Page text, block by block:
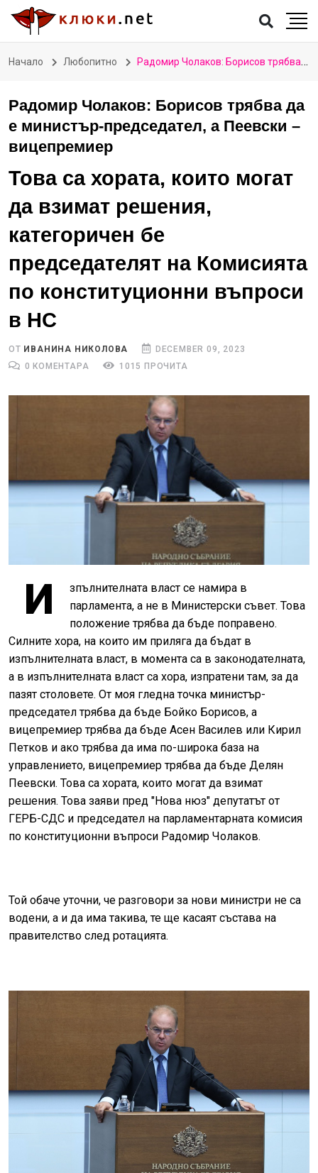
Начало Любопитно Радомир Чолаков: Борисов трябва да е министър-председател, а Пеевски – вицепремиер
Радомир Чолаков: Борисов трябва да
е министър-председател, а Пеевски –
вицепремиер
Това са хората, които могат
да взимат решения,
категоричен бе
председателят на Комисията
по конституционни въпроси
в НС
ОТ ИВАНИНА НИКОЛОВА
DECEMBER 09, 2023
0 КОМЕНТАРА
1015 ПРОЧИТА
И
зпълнителната власт се намира в
парламента, а не в Министерски съвет. Това
положение трябва да бъде поправено.
Силните хора, на които им приляга да бъдат в
изпълнителната власт, в момента са в законодателната,
а в изпълнителната власт са хора, изпратени там, за да
пазят столовете. От моя гледна точка министър-
председател трябва да бъде Бойко Борисов, а
вицепремиер трябва да бъде Асен Василев или Кирил
Петков и ако трябва да има по-широка база на
управлението, вицепремиер трябва да бъде Делян
Пеевски. Това са хората, които могат да взимат
решения. Това заяви пред "Нова нюз" депутатът от
ГЕРБ-СДС и председател на парламентарната комисия
по конституционни въпроси Радомир Чолаков.
Той обаче уточни, че разговори за нови министри не са
водени, а и да има такива, те ще касаят състава на
правителство след ротацията.